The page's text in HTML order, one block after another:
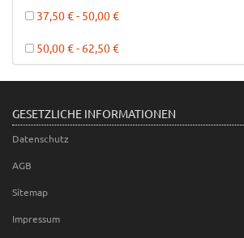
37,50 € - 50,00 €
50,00 € - 62,50 €
GESETZLICHE INFORMATIONEN
Datenschutz
AGB
Sitemap
Impressum